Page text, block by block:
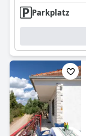
Parkplatz